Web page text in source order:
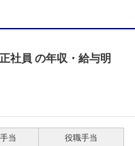
正社員 の年収・給与明
当
役職手当